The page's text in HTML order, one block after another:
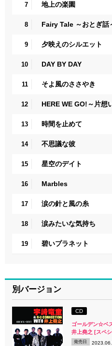
7 地上の楽園
8 Fairy Tale ～おとぎ話
9 夕映えのシルエット
10 DAY BY DAY
11 そよ風のささやき
12 HERE WE GO!～片想
13 時間を止めて
14 不思議な彼
15 星空のデイト
16 Marbles
17 涙の針と風の糸
18 涙みたいな気持ち
19 碧いプラネット
別バージョン
CD
ゴールデン☆ベ
井上堯之 [スペ
発売日